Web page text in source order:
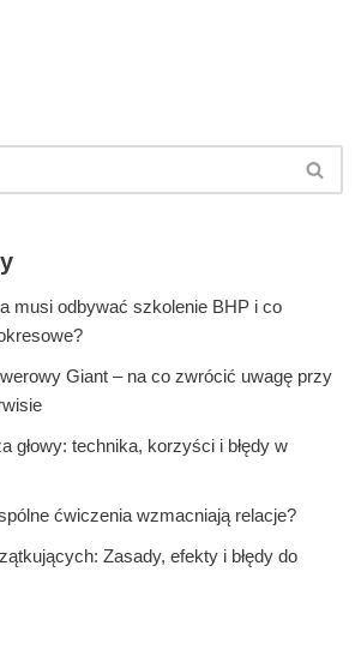
musi odbywać szkolenie BHP i co
Giant – na co zwrócić uwagę przy
głowy: technika, korzyści i błędy w
ćwiczenia wzmacniają relacje?
Zasady, efekty i błędy do